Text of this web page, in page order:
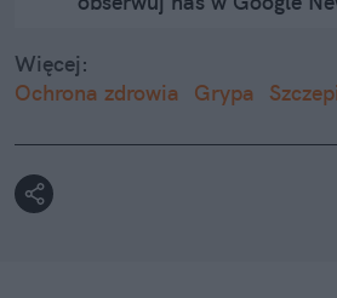
Więcej:
Ochrona zdrowia
Grypa